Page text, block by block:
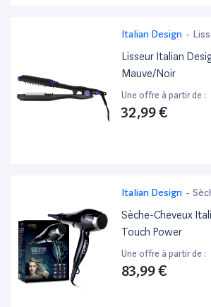
Italian Design -
Lisseur Italian
Mauve/Noir
Une offre à partir de :
32,99 €
Italian Design -
Sèche-Cheveux
Touch Power
Une offre à partir de :
83,99 €